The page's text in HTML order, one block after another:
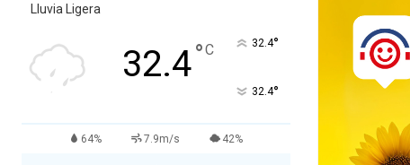
Lluvia Ligera
32.4°C 32.4°
32.4°
64% 7.9m/s 42%